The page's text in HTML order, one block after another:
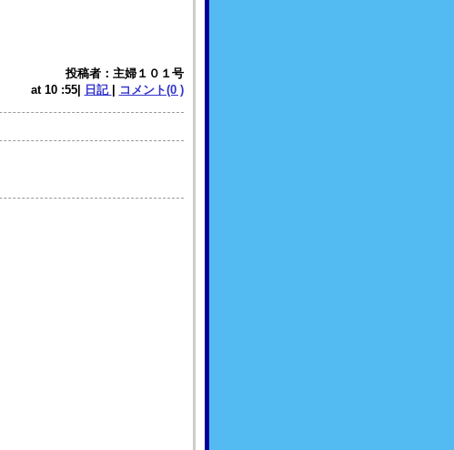
投稿者：主婦１０１号
at 10 :55|
日記 コメント(0 )